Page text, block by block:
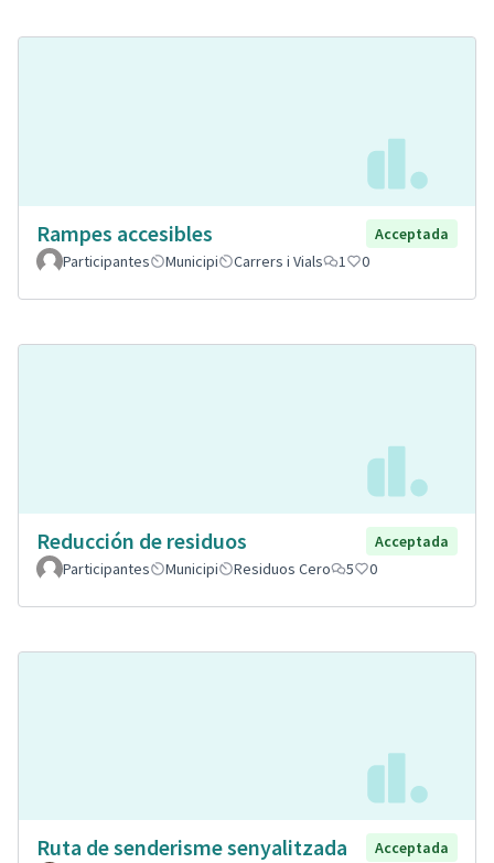
Rampes accesibles
Acceptada
Participantes
Municipi Carrers i Vials 1 0
Reducción de residuos
Acceptada
Participantes
Municipi Residuos Cero 5 0
Ruta de senderisme senyalitzada
Acceptada